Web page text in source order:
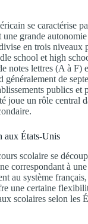
se caractérise
grande
en trois niveaux
school et high
notes lettres (A à F)
généralement de
publics et
joue un rôle central
aux États-Unis
scolaire se
correspondant à
au système
une certaine
scolaires selon les